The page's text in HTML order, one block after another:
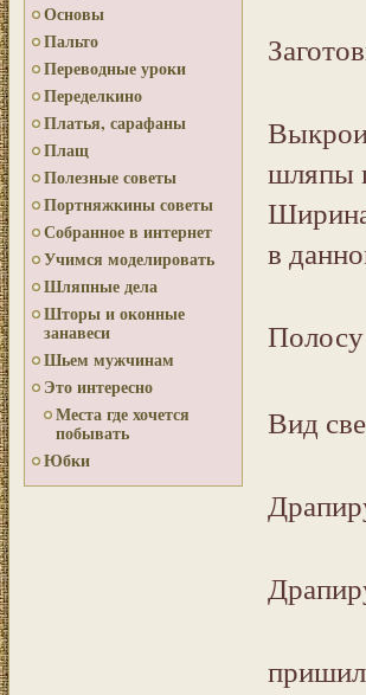
Основы
Пальто
Переводные уроки
Переделкино
Платья, сарафаны
Плащ
Полезные советы
Портняжкины советы
Собранное в интернет
Учимся моделировать
Шляпные дела
Шторы и оконные
занавеси
Шьем мужчинам
Это интересно
Места где хочется
побывать
Юбки
шляпы
в
Вид